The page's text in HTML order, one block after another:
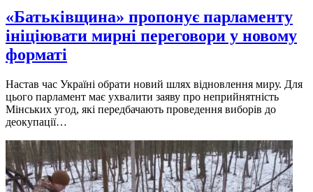
«Батьківщина» пропонує парламенту
ініціювати мирні переговори у новому
форматі
Настав час Україні обрати новий шлях відновлення миру. Для
цього парламент має ухвалити заяву про неприйнятність
Мінських угод, які передбачають проведення виборів до
деокупації…